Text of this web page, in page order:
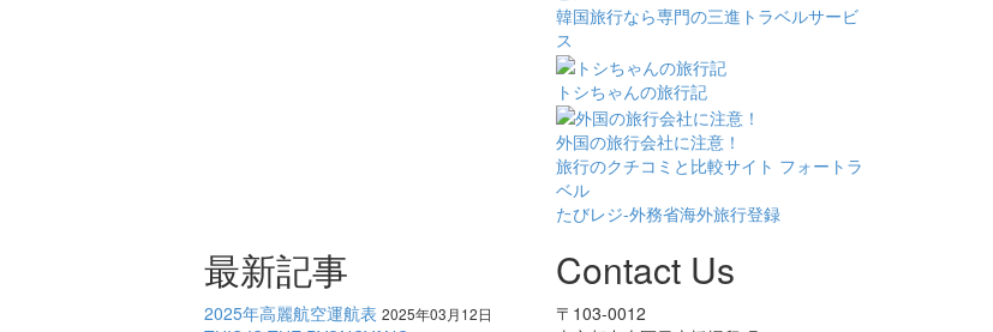
韓国旅行なら専門の三進トラベルサービ
ス
トシちゃんの旅行記
外国の旅行会社に注意！
旅行のクチコミと比較サイト フォートラ
ベル
たびレジ-外務省海外旅行登録
最新記事
2025年高麗航空運航表 2025年03月12日
Contact Us
〒103-0012